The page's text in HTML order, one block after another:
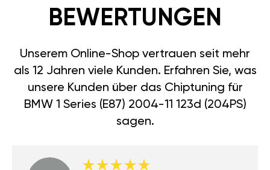
BEWERTUNGEN
Unserem Online-Shop vertrauen seit mehr
als 12 Jahren viele Kunden. Erfahren Sie, was
unsere Kunden über das Chiptuning für
BMW 1 Series (E87) 2004-11 123d (204PS)
sagen.